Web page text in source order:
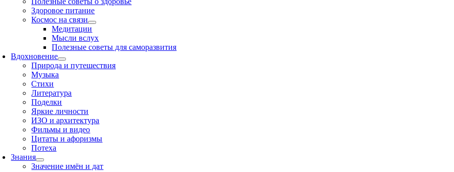
Здоровое питание
Космос на связи
Медитации
Мысли вслух
Полезные советы для саморазвития
Вдохновение
Природа и путешествия
Музыка
Стихи
Литература
Поделки
Яркие личности
ИЗО и архитектура
Фильмы и видео
Цитаты и афоризмы
Потеха
Знания
Значение имён и дат